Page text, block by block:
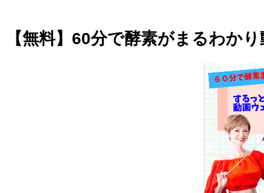
【無料】60分で酵素がまるわか